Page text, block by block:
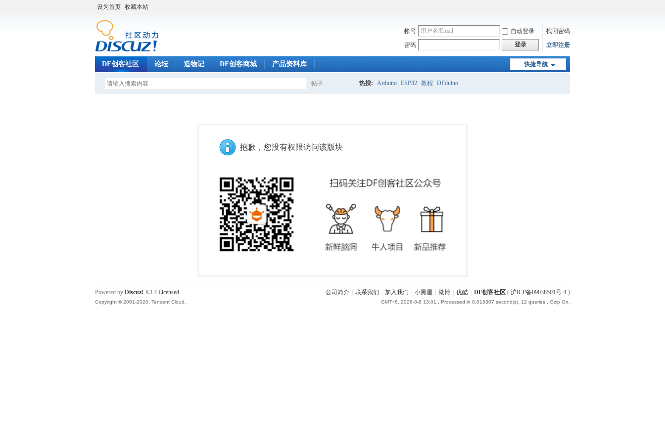
设为首页 收藏本站
帐号 自动登录
找回密码
密码
登录 立即注册
快捷导航
DF创客社区 论坛 造物记 DF创客商城 产品资料库
帖子 热搜: Arduino ESP32 教程 DFduino
抱歉，您没有权限访问该版块
公司简介 联系我们 加入我们 小黑屋 微博 优酷 DF创客社区 ( 沪ICP备09038501号-4 )
GMT+8, 2026-8-8 13:01 , Processed in 0.018307 second(s), 12 queries , Gzip On.
Powered by Discuz! X3.4 Licensed
Copyright © 2001-2020, Tencent Cloud.